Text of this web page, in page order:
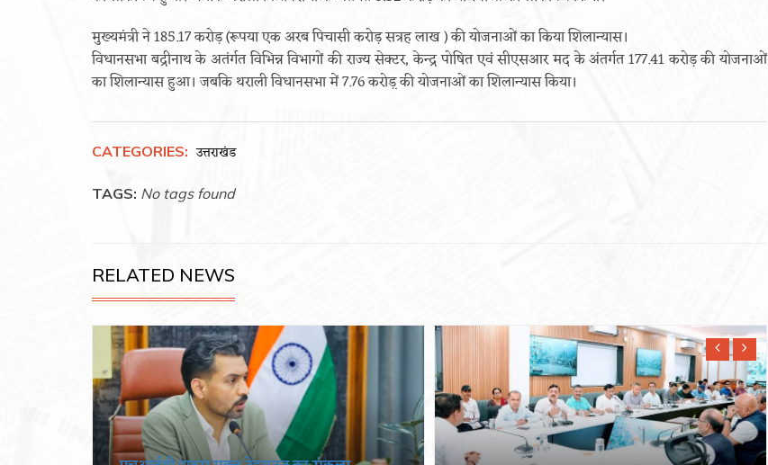
मुख्यमंत्री ने 185.17 करोड़ (रूपया एक अरब पिचासी करोड़ सत्रह लाख ) की योजनाओं का किया शिलान्यास।
विधानसभा बद्रीनाथ के अतंर्गत विभिन्न विभागों की राज्य सेक्टर, केन्द्र पोषित एवं सीएसआर मद के अंतर्गत 177.41 करोड़ की योजनाओं
का शिलान्यास हुआ। जबकि थराली विधानसभा में 7.76 करोड़़ की योजनाओं का शिलान्यास किया।
CATEGORIES: उत्तराखंड
TAGS: No tags found
RELATED NEWS